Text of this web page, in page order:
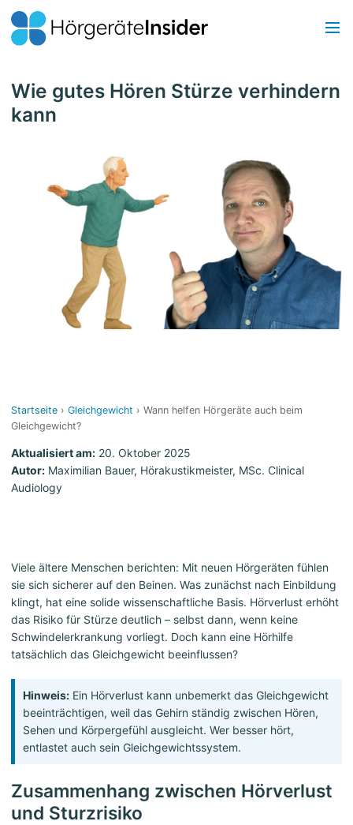
Wie gutes Hören Stürze verhindern
kann
Startseite › Gleichgewicht › Wann helfen Hörgeräte auch beim
Gleichgewicht?
Aktualisiert am: 20. Oktober 2025
Autor: Maximilian Bauer, Hörakustikmeister, MSc. Clinical
Audiology
Viele ältere Menschen berichten: Mit neuen Hörgeräten fühlen
sie sich sicherer auf den Beinen. Was zunächst nach Einbildung
klingt, hat eine solide wissenschaftliche Basis. Hörverlust erhöht
das Risiko für Stürze deutlich – selbst dann, wenn keine
Schwindelerkrankung vorliegt. Doch kann eine Hörhilfe
tatsächlich das Gleichgewicht beeinflussen?
Hinweis: Ein Hörverlust kann unbemerkt das Gleichgewicht
beeinträchtigen, weil das Gehirn ständig zwischen Hören,
Sehen und Körpergefühl ausgleicht. Wer besser hört,
entlastet auch sein Gleichgewichtssystem.
Zusammenhang zwischen Hörverlust
und Sturzrisiko